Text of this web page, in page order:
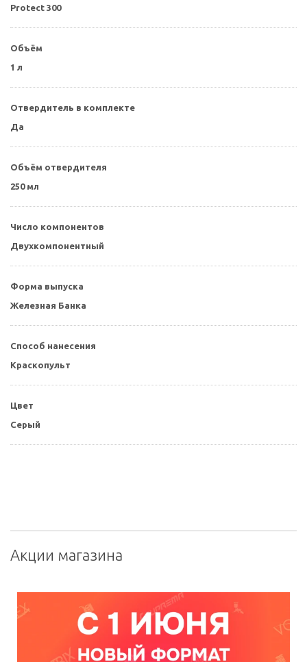
Protect 300
Объём
1 л
Отвердитель в комплекте
Да
Объём отвердителя
250 мл
Число компонентов
Двухкомпонентный
Форма выпуска
Железная Банка
Способ нанесения
Краскопульт
Цвет
Серый
Акции магазина